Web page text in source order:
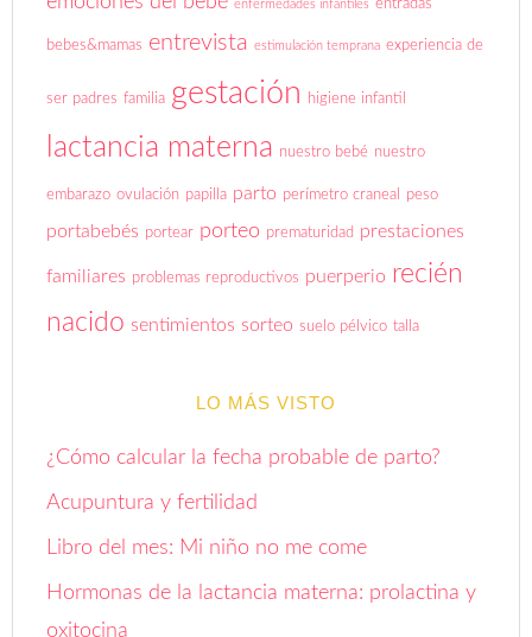
enfermedades infantiles entradas
bebes&mamas entrevista estimulación temprana experiencia de
ser padres familia gestación higiene infantil
lactancia materna nuestro bebé nuestro
embarazo ovulación papilla parto perímetro craneal peso
portabebés portear porteo prematuridad prestaciones
familiares problemas reproductivos puerperio recién
nacido sentimientos sorteo suelo pélvico talla
LO MÁS VISTO
¿Cómo calcular la fecha probable de parto?
Acupuntura y fertilidad
Libro del mes: Mi niño no me come
Hormonas de la lactancia materna: prolactina y
oxitocina